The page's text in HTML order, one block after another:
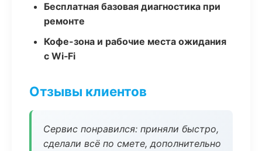
Бесплатная базовая диагностика при
ремонте
Кофе-зона и рабочие места ожидания
с Wi‑Fi
Отзывы клиентов
Сервис понравился: приняли быстро,
сделали всё по смете, дополнительно